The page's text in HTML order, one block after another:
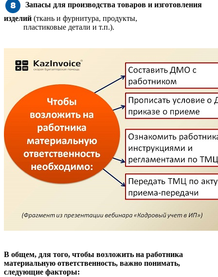
Запасы для производства товаров и изготовления
изделий (ткань и фурнитура, продукты,
пластиковые детали и т.п.).
В общем, для того, чтобы возложить на работника
материальную ответственность, важно понимать,
следующие факторы: